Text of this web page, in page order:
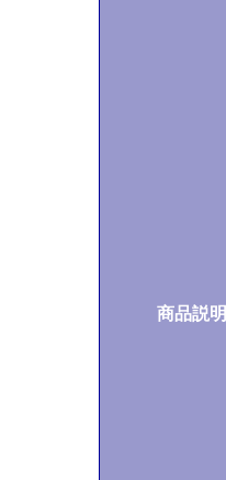
商品説明